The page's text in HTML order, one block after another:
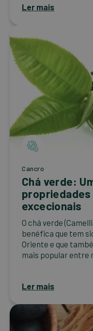
Ler mais
Cancro
Chá verde:
excecionais
O chá verde
benéfica que tem
Oriente e que
mais popular entre
Ler mais